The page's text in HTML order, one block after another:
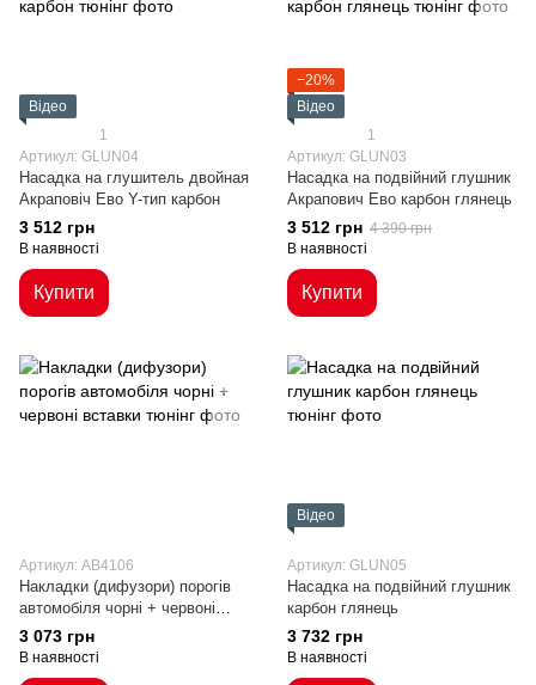
Відео
1
Артикул: GLUN04
Насадка на глушитель двойная
Акраповіч Ево Y-тип карбон
3 512 грн
В наявності
Купити
−20%
Відео
1
Артикул: GLUN03
Насадка на подвійний глушник
Акрапович Ево карбон глянець
3 512 грн 4 390 грн
В наявності
Купити
Артикул: AB4106
Накладки (дифузори) порогів
автомобіля чорні + червоні
вставки
3 073 грн
В наявності
Відео
Артикул: GLUN05
Насадка на подвійний глушник
карбон глянець
3 732 грн
В наявності